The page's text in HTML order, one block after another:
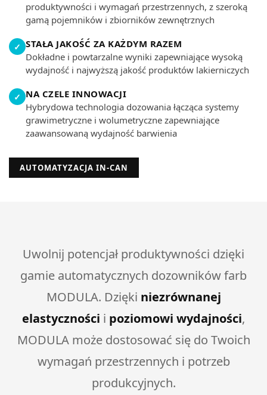
produktywności i wymagań przestrzennych, z szeroką
gamą pojemników i zbiorników zewnętrznych
✓ STAŁA JAKOŚĆ ZA KAŻDYM RAZEM
Dokładne i powtarzalne wyniki zapewniające wysoką
wydajność i najwyższą jakość produktów lakierniczych
✓ NA CZELE INNOWACJI
Hybrydowa technologia dozowania łącząca systemy
grawimetryczne i wolumetryczne zapewniające
zaawansowaną wydajność barwienia
AUTOMATYZACJA IN-CAN
Uwolnij potencjał produktywności dzięki
gamie automatycznych dozowników farb
MODULA. Dzięki niezrównanej
elastyczności i poziomowi wydajności,
MODULA może dostosować się do Twoich
wymagań przestrzennych i potrzeb
produkcyjnych.